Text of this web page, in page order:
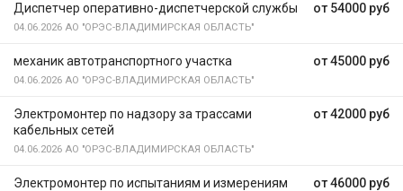
от 54000 руб
Диспетчер оперативно-диспетчерской службы
04.06.2026 АО "ОРЭС-ВЛАДИМИРСКАЯ ОБЛАСТЬ"
от 45000 руб
механик автотранспортного участка
04.06.2026 АО "ОРЭС-ВЛАДИМИРСКАЯ ОБЛАСТЬ"
от 42000 руб
Электромонтер по надзору за трассами
кабельных сетей
04.06.2026 АО "ОРЭС-ВЛАДИМИРСКАЯ ОБЛАСТЬ"
от 46000 руб
Электромонтер по испытаниям и измерениям